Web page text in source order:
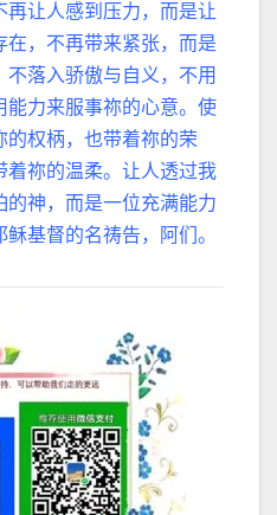
再让人感到压力，而是让
在，不再带来紧张，而是
不落入骄傲与自义，不用
力来服事祢的心意。 使
的权柄，也带着祢的荣
祢的温柔。 让人透过我
神，而是一位充满能力
稣基督的名祷告，阿们。